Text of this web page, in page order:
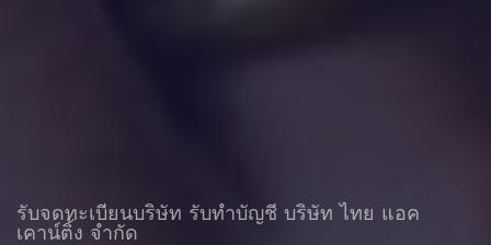
รับจดทะเบียนบริษัท รับทําบัญชี บริษัท ไทย แอค
เคาน์ติ้ง จำกัด